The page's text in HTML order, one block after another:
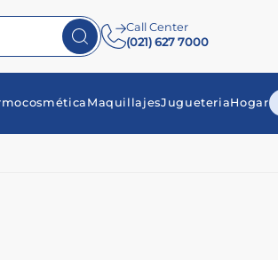
Call Center
(021) 627 7000
MaquillajesJugueteriaHogar